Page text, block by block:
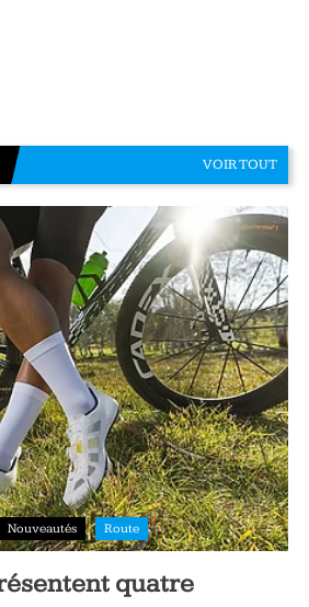
VOIR TOUT
Nouveautés Route
quatre